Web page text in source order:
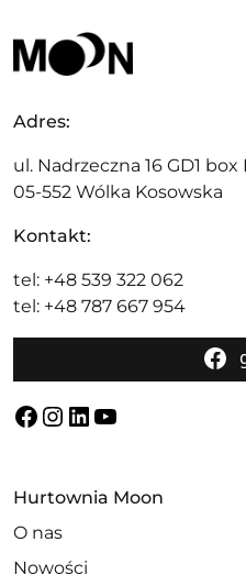
Adres:
ul. Nadrzeczna 16 GD1 box
05-552 Wólka Kosowska
Kontakt:
tel: +48 539 322 062
tel: +48 787 667 954
Facebook
Instagram
LinkedIn
YouTube
Hurtownia Moon
O nas
Nowości